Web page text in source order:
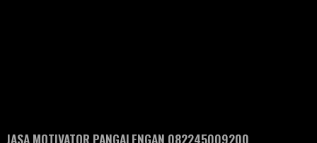
JASA MOTIVATOR PANGALENGAN 082245009200